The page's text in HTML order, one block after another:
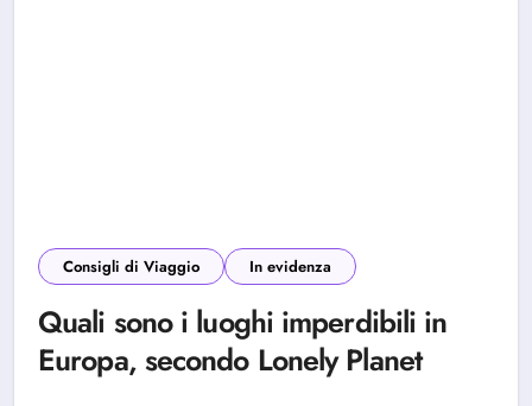
Consigli di Viaggio In evidenza
Quali sono i luoghi imperdibili in
Europa, secondo Lonely Planet